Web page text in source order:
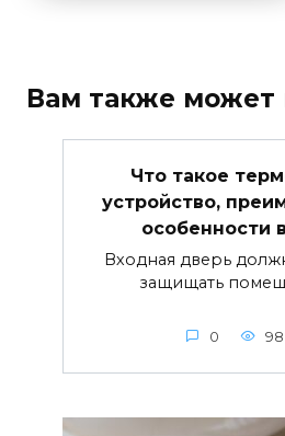
Вам также может
Что такое
устройство,
особенности
Входная дверь
защищать
0 98